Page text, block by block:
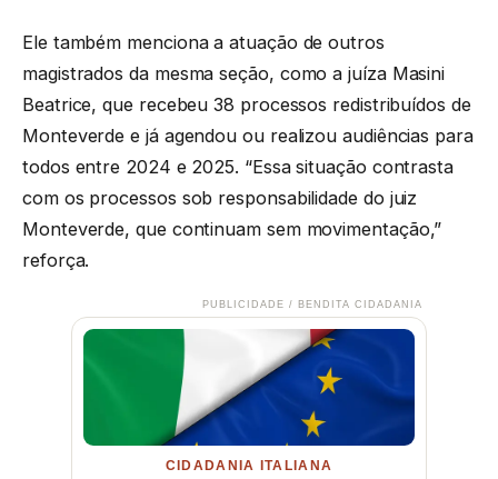
Ele também menciona a atuação de outros
magistrados da mesma seção, como a juíza Masini
Beatrice, que recebeu 38 processos redistribuídos de
Monteverde e já agendou ou realizou audiências para
todos entre 2024 e 2025. “Essa situação contrasta
com os processos sob responsabilidade do juiz
Monteverde, que continuam sem movimentação,”
reforça.
PUBLICIDADE / BENDITA CIDADANIA
CIDADANIA ITALIANA